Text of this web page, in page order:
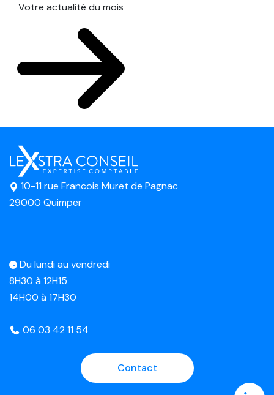
Votre actualité du mois
10-11 rue Francois Muret de Pagnac
29000 Quimper
Du lundi au vendredi
8H30 à 12H15
14H00 à 17H30
06 03 42 11 54
Contact